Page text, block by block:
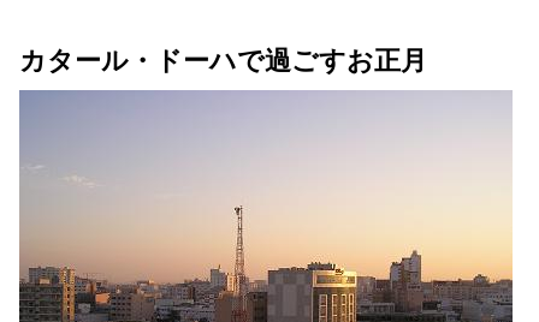
カタール・ドーハで過ごすお正月